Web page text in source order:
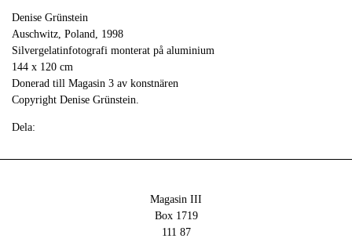
Denise Grünstein
Auschwitz, Poland, 1998
Silvergelatinfotografi monterat på aluminium
144 x 120 cm
Donerad till Magasin 3 av konstnären
Copyright Denise Grünstein.
Dela:
Magasin III
Box 1719
111 87